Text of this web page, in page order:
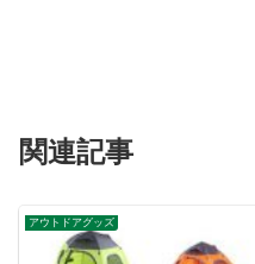
関連記事
アウトドアグッズ